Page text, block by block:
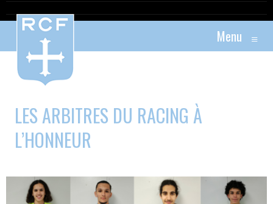
Menu ≡
LES ARBITRES DU RACING À
L’HONNEUR